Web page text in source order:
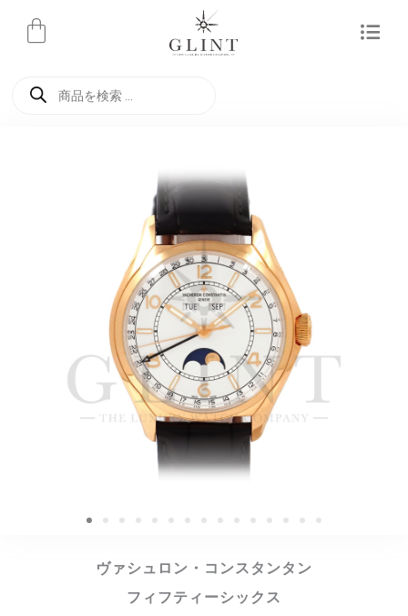
ヴァシュロン・コンスタンタン
フィフティーシックス